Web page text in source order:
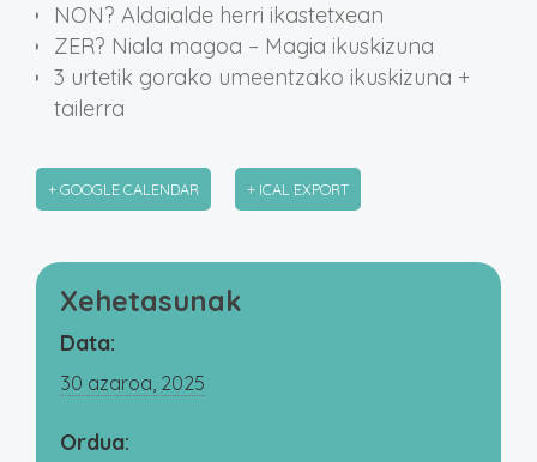
NON? Aldaialde herri ikastetxean
ZER? Niala magoa – Magia ikuskizuna
3 urtetik gorako umeentzako ikuskizuna +
tailerra
+ GOOGLE CALENDAR + ICAL EXPORT
Xehetasunak
Data:
30 azaroa, 2025
Ordua: